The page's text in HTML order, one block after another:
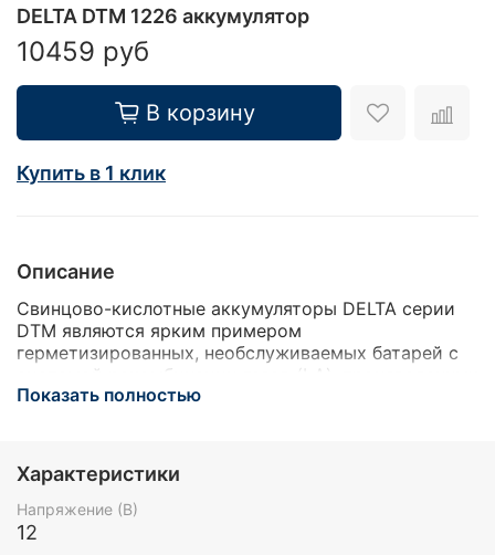
DELTA DTM 1226 аккумулятор
10459 руб
В корзину
Купить в 1 клик
Описание
Свинцово-кислотные аккумуляторы DELTA серии
DTM являются ярким примером
герметизированных, необслуживаемых батарей с
системой рекомбинации газов (LA), произведенных
по AGM технологии (электролит, абсорбированный
использования, как в буферном, так и в
циклическом режимах работы. Предназначена для
применения в переносных и портативных приборах,
а за счет стабильно высокой однородности
Показать полностью
Характеристики
Напряжение (В)
12